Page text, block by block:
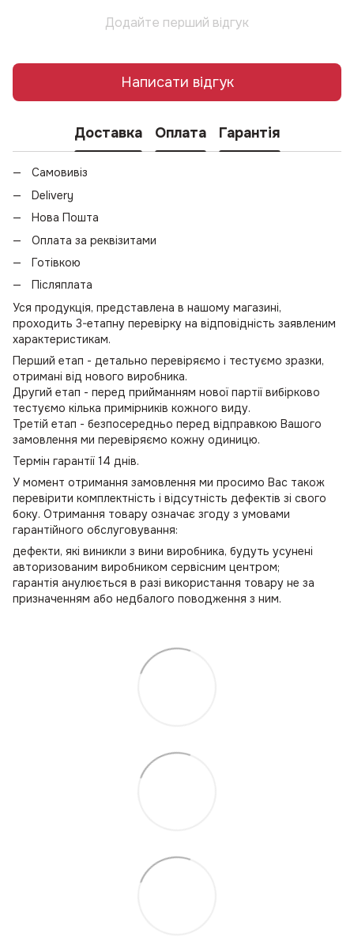
Додайте перший відгук
Написати відгук
Доставка Оплата Гарантія
Самовивіз
Delivery
Нова Пошта
Оплата за реквізитами
Готівкою
Післяплата
Уся продукція, представлена в нашому магазині,
проходить 3-етапну перевірку на відповідність заявленим
характеристикам.
Перший етап - детально перевіряємо і тестуємо зразки,
отримані від нового виробника.
Другий етап - перед прийманням нової партії вибірково
тестуємо кілька примірників кожного виду.
Третій етап - безпосередньо перед відправкою Вашого
замовлення ми перевіряємо кожну одиницю.
Термін гарантії 14 днів.
У момент отримання замовлення ми просимо Вас також
перевірити комплектність і відсутність дефектів зі свого
боку. Отримання товару означає згоду з умовами
гарантійного обслуговування:
дефекти, які виникли з вини виробника, будуть усунені
авторизованим виробником сервісним центром;
гарантія анулюється в разі використання товару не за
призначенням або недбалого поводження з ним.